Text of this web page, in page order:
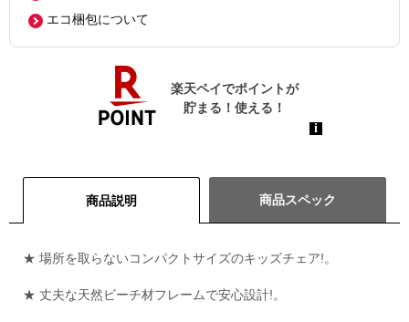
エコ梱包について
商品説明 商品スペック
★ 場所を取らないコンパクトサイズのキッズチェア!。
★ 丈夫な天然ビーチ材フレームで安心設計!。